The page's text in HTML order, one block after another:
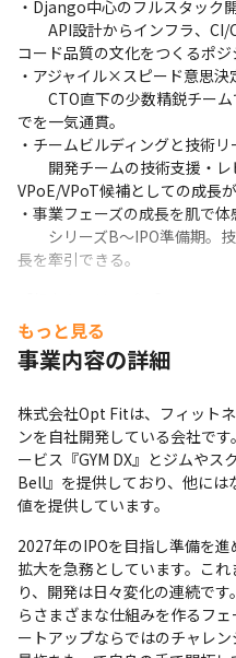
・Django中心のフルスタック
API設計からインフラ、CI/
コード品質の文化をつくるポジ
・アジャイル×スピード意思決
CTO直下の少数精鋭チーム
でを一気通貫。
・チームビルディングと技術リ
開発チームの技術支援・レ
VPoE/VPoT候補としての成長が
・事業フェーズの成長を肌で体
シリーズB〜IPO準備期。
長を牽引できる。
・リードエンジニア→テックリ
Eng（VPoE/CTOトラック）
プロジェクト横断の技術・人
全社横断の信頼性・スケー
もっと見る
事業内容の詳細
株式会社Opt Fitは、フィット
ンを自社開発している会社で
ービス『GYM DX』とジムや
Bell』を提供しており、他には
値を提供しています。
2027年のIPOを目指し準備を
拡大を急務としています。こ
り、開発は日々変化の連続で
らさまざまな仕組みを作るフ
ートアップならではのチャレ